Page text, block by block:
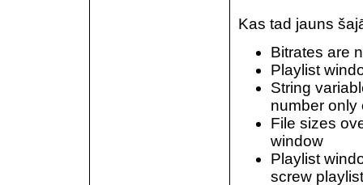
Kas tad jauns
Bitrates are
Playlist
String
number only
File sizes
window
Playlist
screw